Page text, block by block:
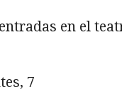
en el
7